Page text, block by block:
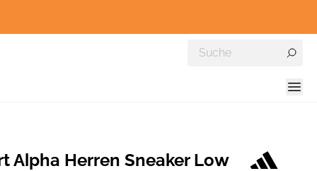
Alpha Herren Sneaker Low